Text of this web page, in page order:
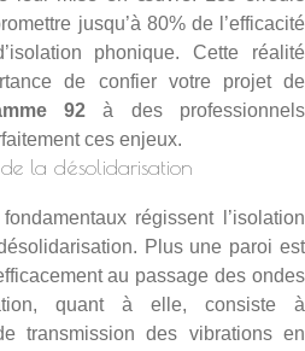
jusqu’à 80% de l’efficacité
phonique. Cette réalité
de confier votre projet de
92 à des professionnels
ces enjeux.
la désolidarisation
régissent l’isolation
Plus une paroi est
au passage des ondes
quant à elle, consiste à
transmission des vibrations en